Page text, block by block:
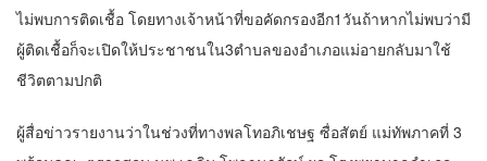
ไม่พบการติดเชื้อ โดยทางเจ้าหน้าที่ขอคัดกรองอีก1วันถ้าหากไม่พบว่ามี
ผู้ติดเชื้อก็จะเปิดให้ประชาชนใน3ตำบลของอำเภอแม่อายกลับมาใช้
ชีวิตตามปกติ
ผู้สื่อข่าวรายงานว่าในช่วงที่ทางพลโทอภิเชษฐ ซื่อสัตย์ แม่ทัพภาคที่ 3